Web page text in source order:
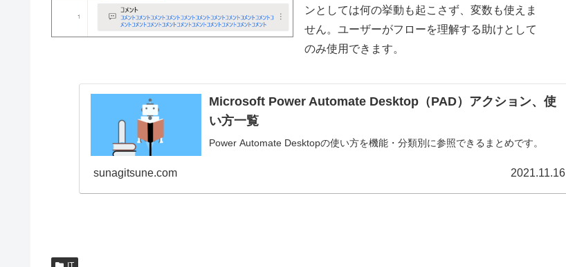
ンとしては何の挙動も起こさず、変数も使えま
せん。ユーザーがフローを理解する助けとして
のみ使用できます。
Microsoft Power Automate Desktop（PAD）アクション、使
い方一覧
Power Automate Desktopの使い方を機能・分類別に参照できるまとめです。
sunagitsune.com 2021.11.16